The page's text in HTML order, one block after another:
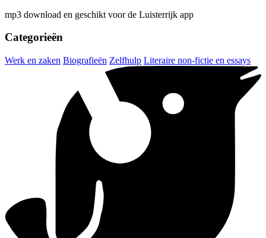
mp3 download en geschikt voor de Luisterrijk app
Categorieën
Werk en zaken Biografieën Zelfhulp Literaire non-fictie en essays